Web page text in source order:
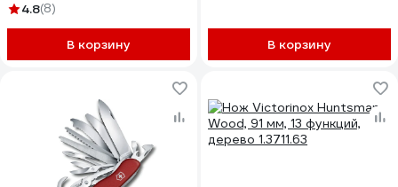
4.8(8)
В корзину В корзину